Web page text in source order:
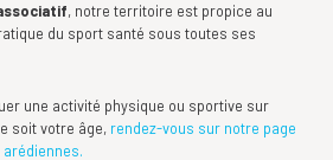
, notre territoire est propice au
du sport santé sous toutes ses
une activité physique ou sportive sur
soit votre âge, rendez-vous sur notre page